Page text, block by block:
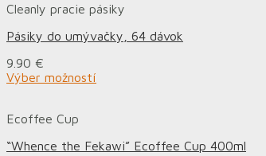
Cleanly pracie pásiky
Pásiky do umývačky, 64 dávok
9.90 €
Výber možností
Ecoffee Cup
“Whence the Fekawi” Ecoffee Cup 400ml